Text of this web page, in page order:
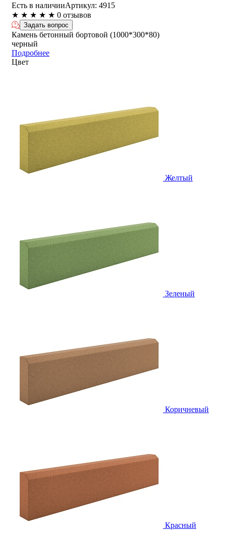
Есть в наличииАртикул: 4915
★ ★ ★ ★ ★ 0 отзывов
Задать вопрос
Камень бетонный бортовой (1000*300*80)
черный
Подробнее
Цвет
Желтый
Зеленый
Коричневый
Красный